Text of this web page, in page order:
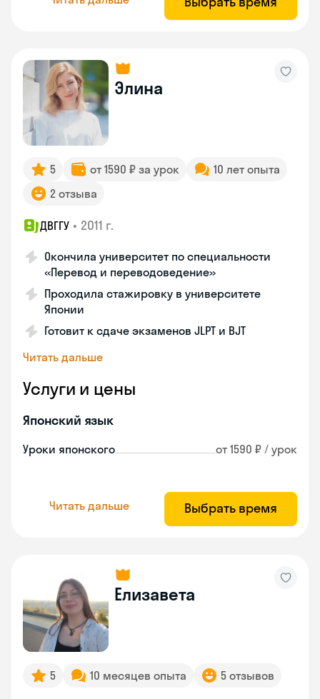
Элина
5 от 1590 ₽ за урок
10 лет опыта
2 отзыва
ДВГГУ • 2011 г.
Окончила университет по специальности
«Перевод и переводоведение»
Проходила стажировку в университете
Японии
Готовит к сдаче экзаменов JLPT и BJT
Читать дальше
Услуги и цены
Японский язык
Уроки японского от 1590 ₽ / урок
Читать дальше Выбрать время
Елизавета
5 10 месяцев опыта 5 отзывов